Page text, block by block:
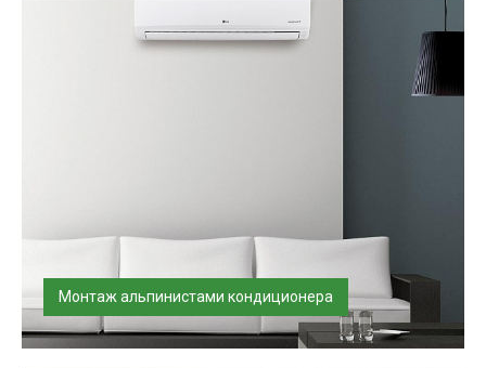
Монтаж альпинистами кондиционера
Качественный монтаж кондиционера с альпинистом